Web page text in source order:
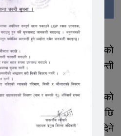
सुनसरीमा आक्रमण प्रयासको
कार्वाही र आफ्नो शान्ती
बताउनुभयो ।
लोकमान श्रेष्ठले घटनाको
आएको र लिखित आएपछि
लागि निर्देशन दिने